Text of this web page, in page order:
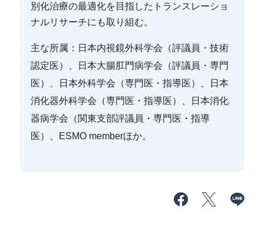
別化治療の最適化を目指したトランスレーショ
ナルリサーチにも取り組む。
主な所属：日本内視鏡外科学会（評議員・技術
認定医）、日本大腸肛門病学会（評議員・専門
医）、日本外科学会（専門医・指導医）、日本
消化器外科学会（専門医・指導医）、日本消化
器病学会（関東支部評議員・専門医・指導
医）、ESMO memberほか。